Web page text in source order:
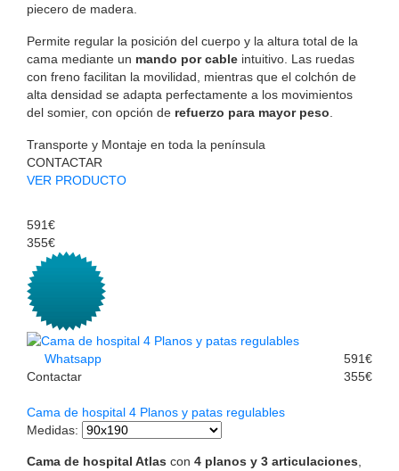
piecero de madera.
Permite regular la posición del cuerpo y la altura total de la
cama mediante un mando por cable intuitivo. Las ruedas
con freno facilitan la movilidad, mientras que el colchón de
alta densidad se adapta perfectamente a los movimientos
del somier, con opción de refuerzo para mayor peso
Transporte y Montaje en toda la península
CONTACTAR
VER PRODUCTO
591€
355€
Whatsapp
Contactar
591€
355€
Cama de hospital 4 Planos y patas regulables
Medidas:
Cama de hospital Atlas con 4 planos y 3 articulaciones